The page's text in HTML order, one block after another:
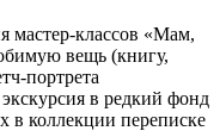
мастер-классов «Мам,
вещь (книгу,
портрета
в редкий фонд
в коллекции переписке